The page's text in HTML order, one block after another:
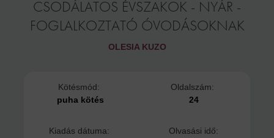
CSODÁLATOS ÉVSZAKOK - NYÁR -
FOGLALKOZTATÓ ÓVODÁSOKNAK
OLESIA KUZO
Kötésmód:
puha kötés
Oldalszám:
24
Kiadás dátuma:
Olvasási idő: